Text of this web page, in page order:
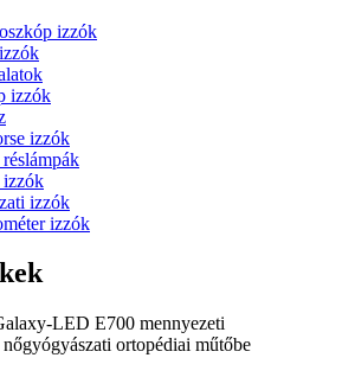
izzók
izzók
izzók
réslámpák
izzók
​​izzók
izzók